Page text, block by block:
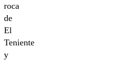
roca
de
El
Teniente
y